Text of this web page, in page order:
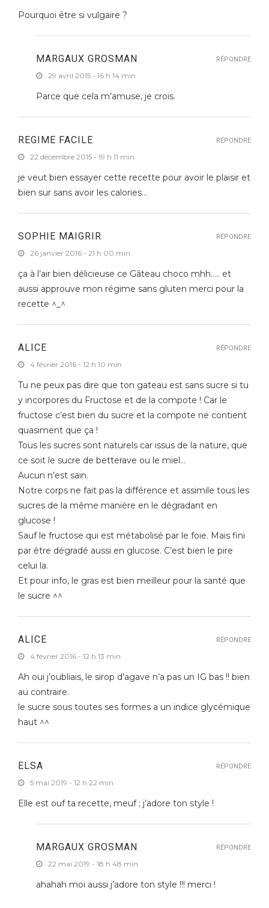
Pourquoi être si vulgaire ?
MARGAUX GROSMAN
29 avril 2015 - 16 h 14 min
Parce que cela m’amuse, je crois.
RÉPONDRE
REGIME FACILE
22 décembre 2015 - 19 h 11 min
je veut bien essayer cette recette pour avoir le plaisir et
bien sur sans avoir les calories…
RÉPONDRE
SOPHIE MAIGRIR
26 janvier 2016 - 21 h 00 min
ça à l’air bien délicieuse ce Gâteau choco mhh….. et
aussi approuve mon régime sans gluten merci pour la
recette ^_^
RÉPONDRE
ALICE
4 février 2016 - 12 h 10 min
Tu ne peux pas dire que ton gateau est sans sucre si tu
y incorpores du Fructose et de la compote ! Car le
fructose c’est bien du sucre et la compote ne contient
quasiment que ça !
Tous les sucres sont naturels car issus de la nature, que
ce soit le sucre de betterave ou le miel…
Aucun n’est sain.
Notre corps ne fait pas la différence et assimile tous les
sucres de la même manière en le dégradant en
glucose !
Sauf le fructose qui est métabolisé par le foie. Mais fini
par être dégradé aussi en glucose. C’est bien le pire
celui la.
Et pour info, le gras est bien meilleur pour la santé que
le sucre ^^
RÉPONDRE
ALICE
4 février 2016 - 12 h 13 min
Ah oui j’oubliais, le sirop d’agave n’a pas un IG bas !! bien
au contraire.
le sucre sous toutes ses formes a un indice glycémique
haut ^^
RÉPONDRE
ELSA
5 mai 2019 - 12 h 22 min
Elle est ouf ta recette, meuf ; j’adore ton style !
RÉPONDRE
MARGAUX GROSMAN
22 mai 2019 - 18 h 48 min
ahahah moi aussi j’adore ton style !!! merci !
RÉPONDRE